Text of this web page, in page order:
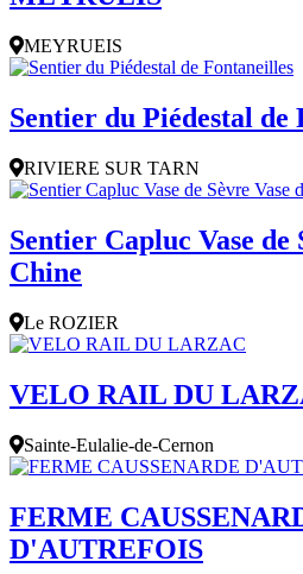
MEYRUEIS
Sentier du Piédestal de
RIVIERE SUR TARN
Sentier Capluc Vase de
Chine
Le ROZIER
VELO RAIL DU
Sainte-Eulalie-de-Cernon
FERME
D'AUTREFOIS